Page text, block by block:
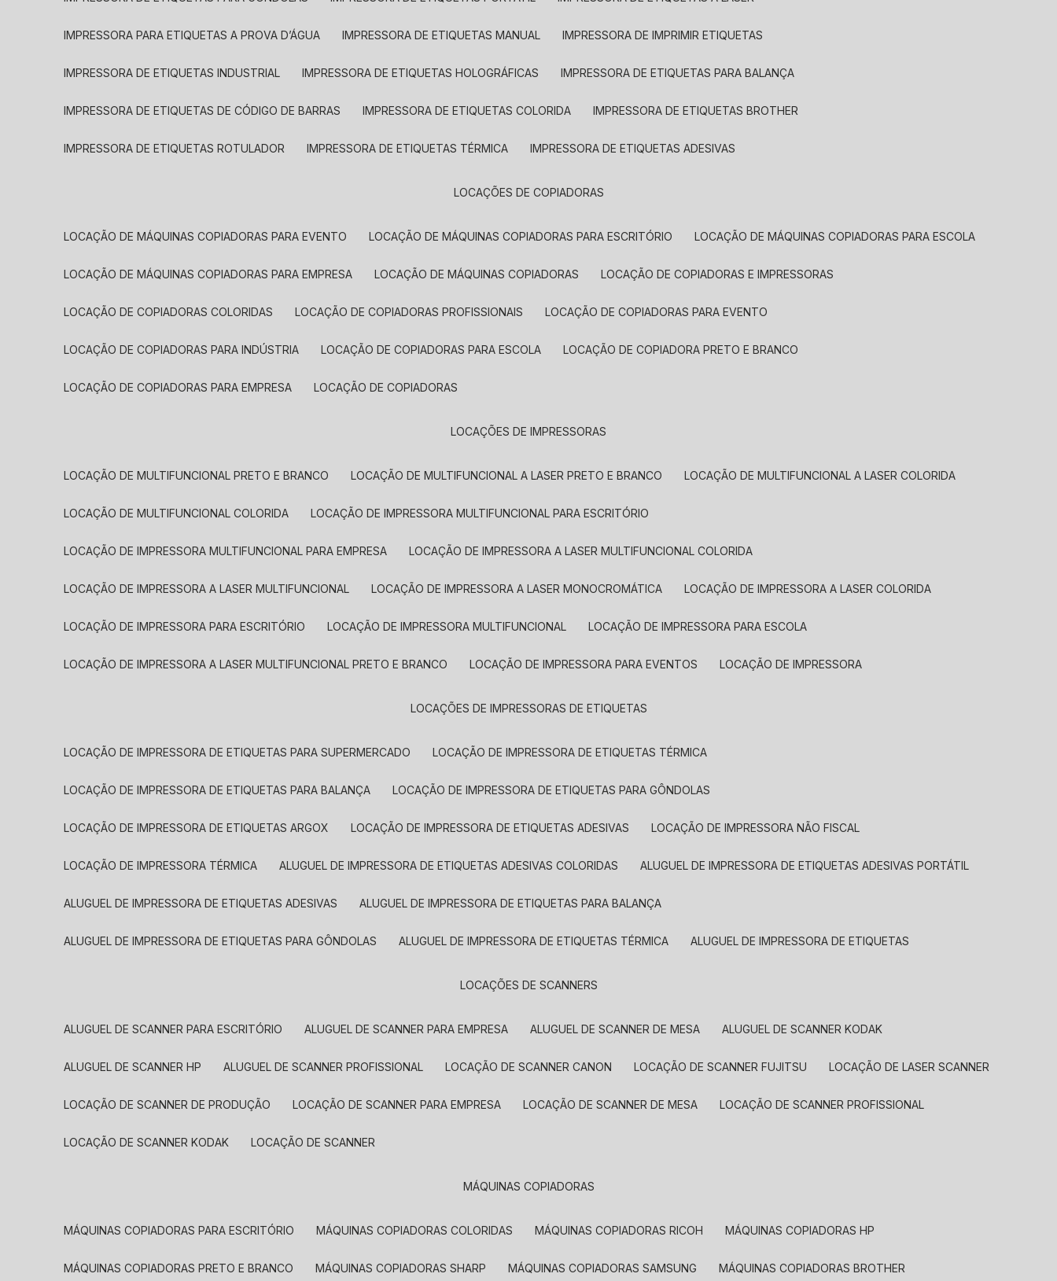
IMPRESSORA PARA ETIQUETAS A PROVA D’ÁGUA IMPRESSORA DE ETIQUETAS MANUAL IMPRESSORA DE IMPRIMIR ETIQUETAS
IMPRESSORA DE ETIQUETAS INDUSTRIAL IMPRESSORA DE ETIQUETAS HOLOGRÁFICAS IMPRESSORA DE ETIQUETAS PARA BALANÇA
IMPRESSORA DE ETIQUETAS DE CÓDIGO DE BARRAS IMPRESSORA DE ETIQUETAS COLORIDA IMPRESSORA DE ETIQUETAS BROTHER
IMPRESSORA DE ETIQUETAS ROTULADOR IMPRESSORA DE ETIQUETAS TÉRMICA IMPRESSORA DE ETIQUETAS ADESIVAS
LOCAÇÕES DE COPIADORAS
LOCAÇÃO DE MÁQUINAS COPIADORAS PARA EVENTO LOCAÇÃO DE MÁQUINAS COPIADORAS PARA ESCRITÓRIO LOCAÇÃO DE MÁQUINAS COPIADORAS PARA ESCOLA
LOCAÇÃO DE MÁQUINAS COPIADORAS PARA EMPRESA LOCAÇÃO DE MÁQUINAS COPIADORAS LOCAÇÃO DE COPIADORAS E IMPRESSORAS
LOCAÇÃO DE COPIADORAS COLORIDAS LOCAÇÃO DE COPIADORAS PROFISSIONAIS LOCAÇÃO DE COPIADORAS PARA EVENTO
LOCAÇÃO DE COPIADORAS PARA INDÚSTRIA LOCAÇÃO DE COPIADORAS PARA ESCOLA LOCAÇÃO DE COPIADORA PRETO E BRANCO
LOCAÇÃO DE COPIADORAS PARA EMPRESA LOCAÇÃO DE COPIADORAS
LOCAÇÕES DE IMPRESSORAS
LOCAÇÃO DE MULTIFUNCIONAL PRETO E BRANCO LOCAÇÃO DE MULTIFUNCIONAL A LASER PRETO E BRANCO LOCAÇÃO DE MULTIFUNCIONAL A LASER COLORIDA
LOCAÇÃO DE MULTIFUNCIONAL COLORIDA LOCAÇÃO DE IMPRESSORA MULTIFUNCIONAL PARA ESCRITÓRIO
LOCAÇÃO DE IMPRESSORA MULTIFUNCIONAL PARA EMPRESA LOCAÇÃO DE IMPRESSORA A LASER MULTIFUNCIONAL COLORIDA
LOCAÇÃO DE IMPRESSORA A LASER MULTIFUNCIONAL LOCAÇÃO DE IMPRESSORA A LASER MONOCROMÁTICA LOCAÇÃO DE IMPRESSORA A LASER COLORIDA
LOCAÇÃO DE IMPRESSORA PARA ESCRITÓRIO LOCAÇÃO DE IMPRESSORA MULTIFUNCIONAL LOCAÇÃO DE IMPRESSORA PARA ESCOLA
LOCAÇÃO DE IMPRESSORA A LASER MULTIFUNCIONAL PRETO E BRANCO LOCAÇÃO DE IMPRESSORA PARA EVENTOS LOCAÇÃO DE IMPRESSORA
LOCAÇÕES DE IMPRESSORAS DE ETIQUETAS
LOCAÇÃO DE IMPRESSORA DE ETIQUETAS PARA SUPERMERCADO LOCAÇÃO DE IMPRESSORA DE ETIQUETAS TÉRMICA
LOCAÇÃO DE IMPRESSORA DE ETIQUETAS PARA BALANÇA LOCAÇÃO DE IMPRESSORA DE ETIQUETAS PARA GÔNDOLAS
LOCAÇÃO DE IMPRESSORA DE ETIQUETAS ARGOX LOCAÇÃO DE IMPRESSORA DE ETIQUETAS ADESIVAS LOCAÇÃO DE IMPRESSORA NÃO FISCAL
LOCAÇÃO DE IMPRESSORA TÉRMICA ALUGUEL DE IMPRESSORA DE ETIQUETAS ADESIVAS COLORIDAS ALUGUEL DE IMPRESSORA DE ETIQUETAS ADESIVAS PORTÁTIL
ALUGUEL DE IMPRESSORA DE ETIQUETAS ADESIVAS ALUGUEL DE IMPRESSORA DE ETIQUETAS PARA BALANÇA
ALUGUEL DE IMPRESSORA DE ETIQUETAS PARA GÔNDOLAS ALUGUEL DE IMPRESSORA DE ETIQUETAS TÉRMICA ALUGUEL DE IMPRESSORA DE ETIQUETAS
LOCAÇÕES DE SCANNERS
ALUGUEL DE SCANNER PARA ESCRITÓRIO ALUGUEL DE SCANNER PARA EMPRESA ALUGUEL DE SCANNER DE MESA ALUGUEL DE SCANNER KODAK
ALUGUEL DE SCANNER HP ALUGUEL DE SCANNER PROFISSIONAL LOCAÇÃO DE SCANNER CANON LOCAÇÃO DE SCANNER FUJITSU LOCAÇÃO DE LASER SCANNER
LOCAÇÃO DE SCANNER DE PRODUÇÃO LOCAÇÃO DE SCANNER PARA EMPRESA LOCAÇÃO DE SCANNER DE MESA LOCAÇÃO DE SCANNER PROFISSIONAL
LOCAÇÃO DE SCANNER KODAK LOCAÇÃO DE SCANNER
MÁQUINAS COPIADORAS
MÁQUINAS COPIADORAS PARA ESCRITÓRIO MÁQUINAS COPIADORAS COLORIDAS MÁQUINAS COPIADORAS RICOH MÁQUINAS COPIADORAS HP
MÁQUINAS COPIADORAS PRETO E BRANCO MÁQUINAS COPIADORAS SHARP MÁQUINAS COPIADORAS SAMSUNG MÁQUINAS COPIADORAS BROTHER